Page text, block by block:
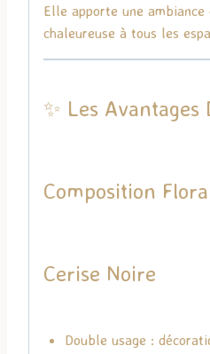
Elle apporte une
chaleureuse à tous les
✨ Les Avantages
Composition
Cerise Noire
Double usage :